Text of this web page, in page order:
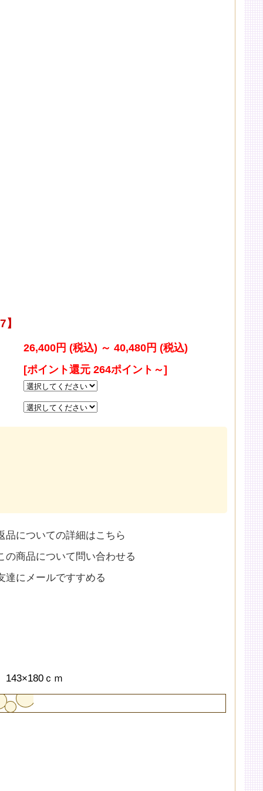
26,400円 (税込) ～ 40,480円 (税込)
[ポイント還元 264ポイント～]
品についての詳細はこちら
の商品について問い合わせる
達にメールですすめる
143×180ｃｍ